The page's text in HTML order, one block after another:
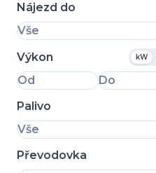
Nájezd do
Vše
Výkon
kW
Od
Do
Palivo
Vše
Převodovka